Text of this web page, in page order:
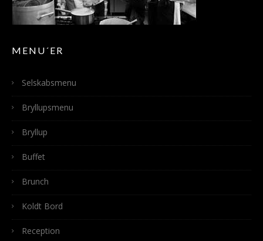
MENU´ER
Selskabsmenu
Bryllupsmenu
Bryllup
Buffet
Brunch
Koldt Bord
Reception